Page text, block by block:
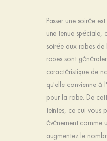
Passer une soirée
une tenue spéciale,
soirée aux robes de
robes sont
caractéristique de
qu'elle convienne à
pour la robe. De
teintes, ce qui vous
événement comme
augmentez le